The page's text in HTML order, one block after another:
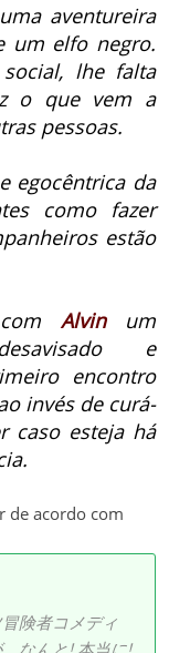
aventureira
um elfo negro.
lhe falta
o que vem a
pessoas.
egocêntrica da
como fazer
estão
Alvinum
e
encontro
invés de curá-
caso esteja há
de acordo com
険者コメディ
なんと! 本当に!